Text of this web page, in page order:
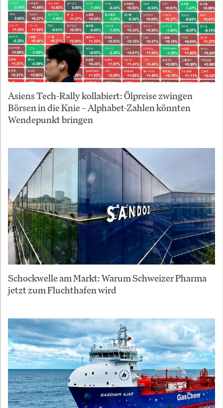
Asiens Tech-Rally kollabiert: Ölpreise zwingen
Börsen in die Knie – Alphabet-Zahlen könnten
Wendepunkt bringen
Schockwelle am Markt: Warum Schweizer Pharma
jetzt zum Fluchthafen wird